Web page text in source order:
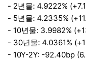
- 2년물: 4.9222%
- 5년물: 4.2335%
- 10년물: 3.9982%
- 30년물: 4.0361%
- 10Y-2Y: -92.40bp